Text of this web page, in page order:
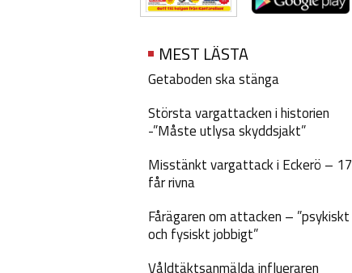
MEST LÄSTA
Getaboden ska stänga
Största vargattacken i historien
-”Måste utlysa skyddsjakt”
Misstänkt vargattack i Eckerö – 17
får rivna
Fårägaren om attacken – ”psykiskt
och fysiskt jobbigt”
Våldtäktsanmälda influeraren